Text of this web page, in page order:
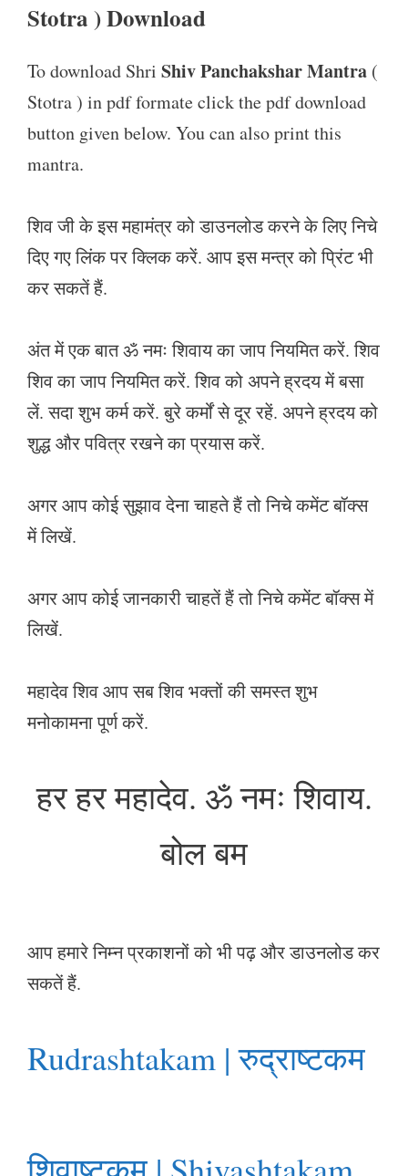
Stotra ) Download
To download Shri Shiv Panchakshar Mantra (
Stotra ) in pdf formate click the pdf download
button given below. You can also print this
mantra.
शिव जी के इस महामंत्र को डाउनलोड करने के लिए निचे
दिए गए लिंक पर क्लिक करें. आप इस मन्त्र को प्रिंट भी
कर सकतें हैं.
अंत में एक बात ॐ नमः शिवाय का जाप नियमित करें. शिव
शिव का जाप नियमित करें. शिव को अपने ह्रदय में बसा
लें. सदा शुभ कर्म करें. बुरे कर्मों से दूर रहें. अपने ह्रदय को
शुद्ध और पवित्र रखने का प्रयास करें.
अगर आप कोई सुझाव देना चाहते हैं तो निचे कमेंट बॉक्स
में लिखें.
अगर आप कोई जानकारी चाहतें हैं तो निचे कमेंट बॉक्स में
लिखें.
महादेव शिव आप सब शिव भक्तों की समस्त शुभ
मनोकामना पूर्ण करें.
हर हर महादेव. ॐ नमः शिवाय.
बोल बम
आप हमारे निम्न प्रकाशनों को भी पढ़ और डाउनलोड कर
सकतें हैं.
Rudrashtakam | रुद्राष्टकम